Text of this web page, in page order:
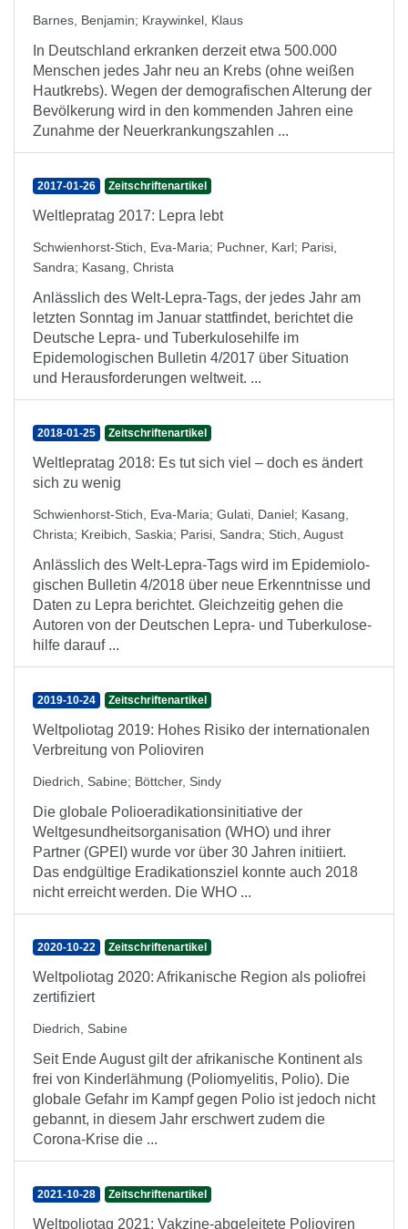
Barnes, Benjamin; Kraywinkel, Klaus
In Deutschland erkranken derzeit etwa 500.000
Menschen jedes Jahr neu an Krebs (ohne weißen
Hautkrebs). Wegen der demografischen Alterung der
Bevölkerung wird in den kommenden Jahren eine
Zunahme der Neuerkrankungszahlen ...
2017-01-26 Zeitschriftenartikel
Weltlepratag 2017: Lepra lebt
Schwienhorst-Stich, Eva-Maria; Puchner, Karl; Parisi,
Sandra; Kasang, Christa
Anlässlich des Welt-Lepra-Tags, der jedes Jahr am
letzten Sonntag im Januar stattfindet, berichtet die
Deutsche Lepra- und Tuberkulosehilfe im
Epidemologischen Bulletin 4/2017 über Situation
und Herausforderungen weltweit. ...
2018-01-25 Zeitschriftenartikel
Weltlepratag 2018: Es tut sich viel – doch es ändert
sich zu wenig
Schwienhorst-Stich, Eva-Maria; Gulati, Daniel; Kasang,
Christa; Kreibich, Saskia; Parisi, Sandra; Stich, August
Anlässlich des Welt-Lepra-Tags wird im Epi­de­mio­lo­
gischen Bulletin 4/2018 über neue Er­kennt­nisse und
Daten zu Lepra berichtet. Gleich­zeitig gehen die
Autoren von der Deut­schen Lepra- und Tuber­ku­lose­
hilfe darauf ...
2019-10-24 Zeitschriftenartikel
Weltpoliotag 2019: Hohes Risiko der internationalen
Verbreitung von Polioviren
Diedrich, Sabine; Böttcher, Sindy
Die globale Polioeradikationsinitiative der
Weltgesundheitsorganisation (WHO) und ihrer
Partner (GPEI) wurde vor über 30 Jahren initiiert.
Das endgültige Eradikationsziel konnte auch 2018
nicht erreicht werden. Die WHO ...
2020-10-22 Zeitschriftenartikel
Weltpoliotag 2020: Afrikanische Region als poliofrei
zertifiziert
Diedrich, Sabine
Seit Ende August gilt der afrikanische Kontinent als
frei von Kinderlähmung (Poliomyelitis, Polio). Die
globale Gefahr im Kampf gegen Polio ist jedoch nicht
gebannt, in diesem Jahr erschwert zudem die
Corona-­Krise die ...
2021-10-28 Zeitschriftenartikel
Weltpoliotag 2021: Vakzine-abgeleitete Polioviren